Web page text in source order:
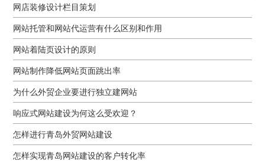
网店装修设计栏目策划
网站托管和网站代运营有什么区别和作用
网站着陆页设计的原则
网站制作降低网站页面跳出率
为什么外贸企业要进行独立建网站
响应式网站建设为何这么受欢迎？
怎样进行青岛外贸网站建设
怎样实现青岛网站建设的客户转化率